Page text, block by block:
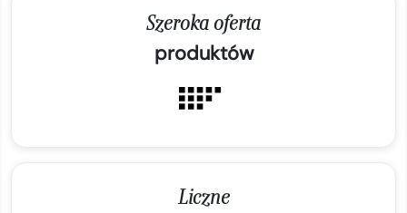
Szeroka oferta
produktów
Liczne